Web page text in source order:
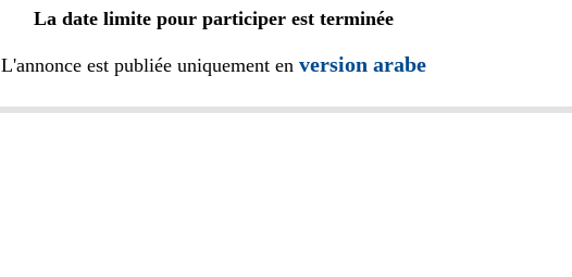
La date limite pour participer est terminée
L'annonce est publiée uniquement en version arabe